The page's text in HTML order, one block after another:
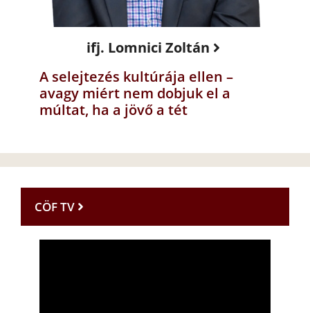
ifj. Lomnici Zoltán
A selejtezés kultúrája ellen –
avagy miért nem dobjuk el a
múltat, ha a jövő a tét
CÖF TV